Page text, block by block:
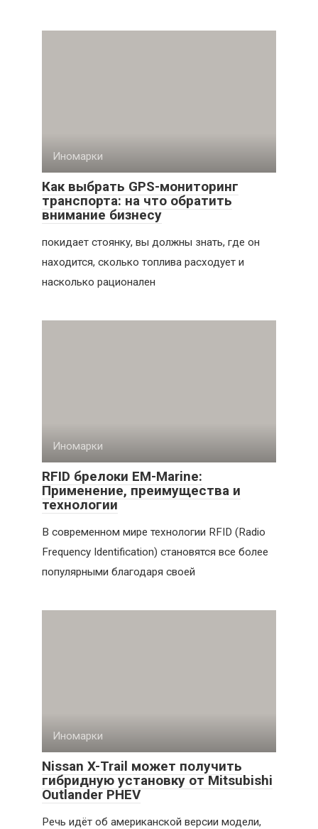
Иномарки
Как выбрать GPS-мониторинг
транспорта: на что обратить
внимание бизнесу
покидает стоянку, вы должны знать, где он
находится, сколько топлива расходует и
насколько рационален
Иномарки
RFID брелоки EM-Marine:
Применение, преимущества и
технологии
В современном мире технологии RFID (Radio
Frequency Identification) становятся все более
популярными благодаря своей
Иномарки
Nissan X-Trail может получить
гибридную установку от Mitsubishi
Outlander PHEV
Речь идёт об американской версии модели,